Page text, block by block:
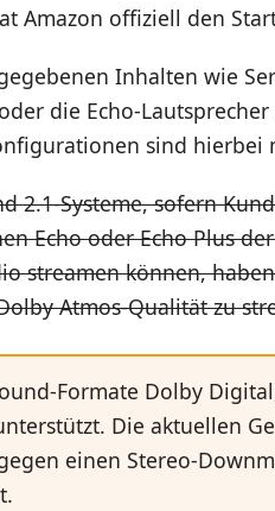
Amazon offiziell den
Inhalten wie
die Echo-
sind hierbei
2.1-Systeme, sofern
Echo oder Echo Plus
streamen können,
Atmos-Qualität zu
Formate Dolby
Die aktuellen
einen Stereo-